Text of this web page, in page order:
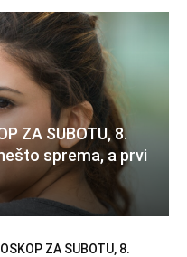
ZA SUBOTU, 8.
sprema, a prvi
ZA SUBOTU, 8.